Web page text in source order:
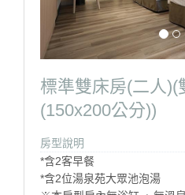
標準雙床房(二人)(
(150x200公分))
房型說明
*含2客早餐
*含2位湯泉苑大眾池泡湯